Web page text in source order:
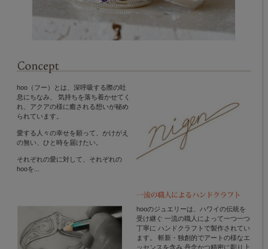
hoo（フー）とは、深呼吸する際の吐
息にちなみ、 気持ちを落ち着かせてく
れ、アクアの様に癒される想いが秘め
られています。
愛する人々の幸せを願って、かけがえ
の無い、ひと時を届けたい。
それぞれの愛に対して、それぞれの
hooを...
hooのジュエリーは、ハワイの伝統を
受け継ぐ 一流の職人によって一つ一つ
丁寧に ハンドクラフトで製作されてい
ます。 斬新・独創的でアートの様なエ
ッセンスを含み 丹念かつ精密に彫り上